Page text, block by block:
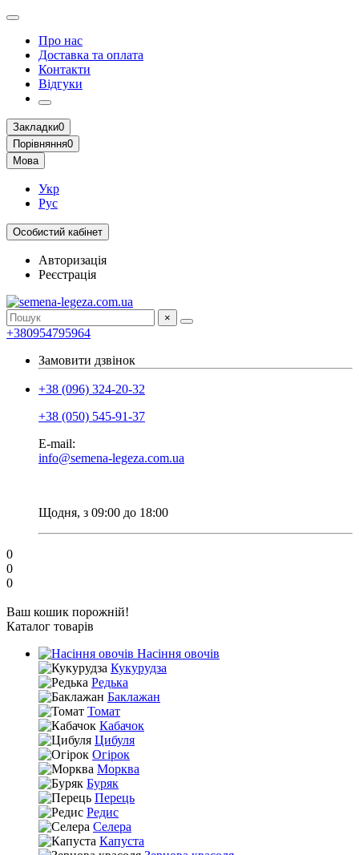
Про нас
Доставка та оплата
Контакти
Відгуки
Закладки0
Порівняння0
Мова
Укр
Рус
Особистий кабінет
Авторизація
Реєстрація
×
+380954795964
Замовити дзвінок
+38 (096) 324-20-32
+38 (050) 545-91-37
E-mail:
info@semena-legeza.com.ua
Щодня, з 09:00 до 18:00
0
0
0
Ваш кошик порожній!
Каталог товарів
Насіння овочів
Кукурудза
Редька
Баклажан
Томат
Кабачок
Цибуля
Огірок
Морква
Буряк
Перець
Редис
Селера
Капуста